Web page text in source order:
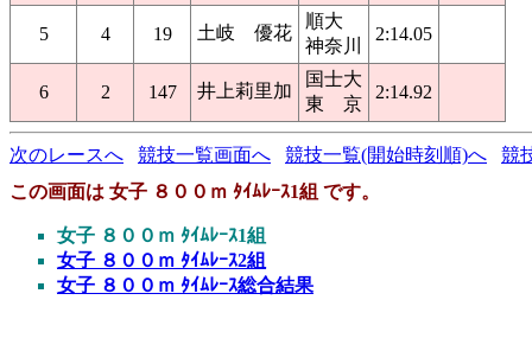
5 4 19 土岐 優花
順大
神奈川
2:14.05
6 2 147 井上莉里加
国士大
東 京
2:14.92
次のレースへ 競技一覧画面へ 競技一覧(開始時刻順)へ
競
この画面は 女子 ８００ｍ ﾀｲﾑﾚｰｽ1組 です。
女子 ８００ｍ ﾀｲﾑﾚｰｽ1組
女子 ８００ｍ ﾀｲﾑﾚｰｽ2組
女子 ８００ｍ ﾀｲﾑﾚｰｽ総合結果